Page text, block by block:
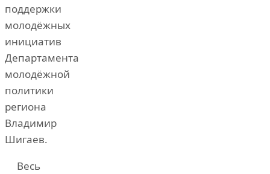
поддержки
молодёжных
инициатив
Департамента
молодёжной
политики
региона
Владимир
Шигаев.
Весь